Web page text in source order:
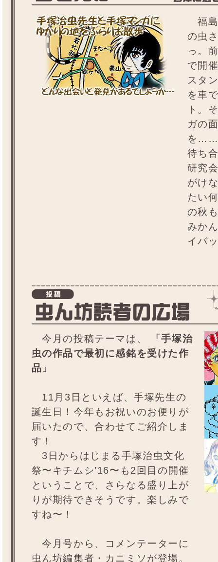
福島
の虫
っ。
で開
スタ
を車
ト。
ガの
を……
待ち
研究
がけ
たい
の秋
みか
イバ
今月の投稿テーマは、
「手塚治
虫の作品で最初に感銘を受けた作
品」
11月3日といえば、手塚先生の
誕生日！今年もお祝いのお便りが
届いたので、合わせてご紹介しま
す！
3日からはじまる手塚治虫文化
祭〜キチムシ’16〜も2回目の開催
ということで、さらなる盛り上が
りが期待できそうです。楽しみで
すね〜！
今月号から、コメンテーターに
虫ん坊編集者・カニミソが登場。